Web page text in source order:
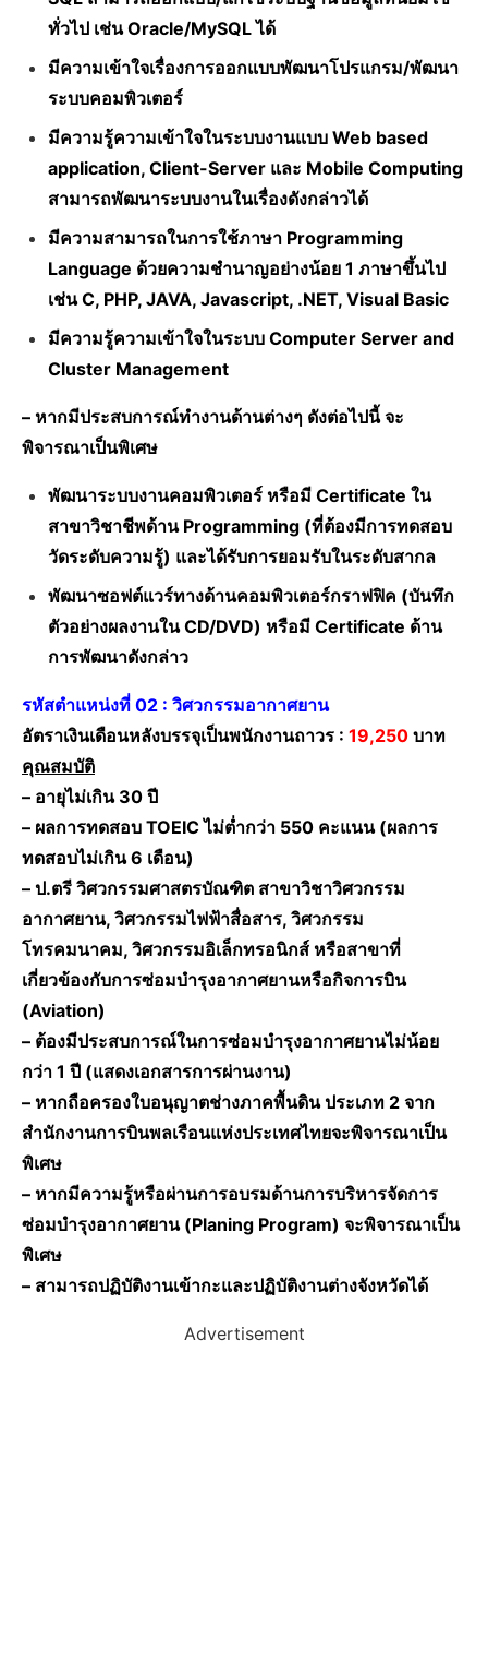
ทั่วไป เช่น Oracle/MySQL ได้
มีความเข้าใจเรื่องการออกแบบพัฒนาโปรแกรม/พัฒนา
ระบบคอมพิวเตอร์
มีความรู้ความเข้าใจในระบบงานแบบ Web based
application, Client-Server และ Mobile Computing
สามารถพัฒนาระบบงานในเรื่องดังกล่าวได้
มีความสามารถในการใช้ภาษา Programming
Language ด้วยความชำนาญอย่างน้อย 1 ภาษาขึ้นไป
เช่น C, PHP, JAVA, Javascript, .NET, Visual Basic
มีความรู้ความเข้าใจในระบบ Computer Server and
Cluster Management
– หากมีประสบการณ์ทำงานด้านต่างๆ ดังต่อไปนี้ จะ
พิจารณาเป็นพิเศษ
พัฒนาระบบงานคอมพิวเตอร์ หรือมี Certificate ใน
สาขาวิชาชีพด้าน Programming (ที่ต้องมีการทดสอบ
วัดระดับความรู้) และได้รับการยอมรับในระดับสากล
พัฒนาซอฟต์แวร์ทางด้านคอมพิวเตอร์กราฟฟิค (บันทึก
ตัวอย่างผลงานใน CD/DVD) หรือมี Certificate ด้าน
การพัฒนาดังกล่าว
รหัสตำแหน่งที่ 02 : วิศวกรรมอากาศยาน
อัตราเงินเดือนหลังบรรจุเป็นพนักงานถาวร : 19,250 บาท
คุณสมบัติ
– อายุไม่เกิน 30 ปี
– ผลการทดสอบ TOEIC ไม่ต่ำกว่า 550 คะแนน (ผลการ
ทดสอบไม่เกิน 6 เดือน)
– ป.ตรี วิศวกรรมศาสตรบัณฑิต สาขาวิชาวิศวกรรม
อากาศยาน, วิศวกรรมไฟฟ้าสื่อสาร, วิศวกรรม
โทรคมนาคม, วิศวกรรมอิเล็กทรอนิกส์ หรือสาขาที่
เกี่ยวข้องกับการซ่อมบำรุงอากาศยานหรือกิจการบิน
(Aviation)
– ต้องมีประสบการณ์ในการซ่อมบำรุงอากาศยานไม่น้อย
กว่า 1 ปี (แสดงเอกสารการผ่านงาน)
– หากถือครองใบอนุญาตช่างภาคพื้นดิน ประเภท 2 จาก
สำนักงานการบินพลเรือนแห่งประเทศไทยจะพิจารณาเป็น
พิเศษ
– หากมีความรู้หรือผ่านการอบรมด้านการบริหารจัดการ
ซ่อมบำรุงอากาศยาน (Planing Program) จะพิจารณาเป็น
พิเศษ
– สามารถปฏิบัติงานเข้ากะและปฏิบัติงานต่างจังหวัดได้
Advertisement